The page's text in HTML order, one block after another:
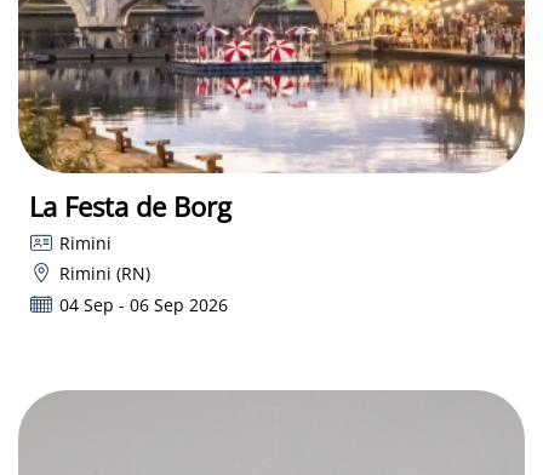
La Festa de Borg
Rimini
Rimini (RN)
04 Sep - 06 Sep 2026